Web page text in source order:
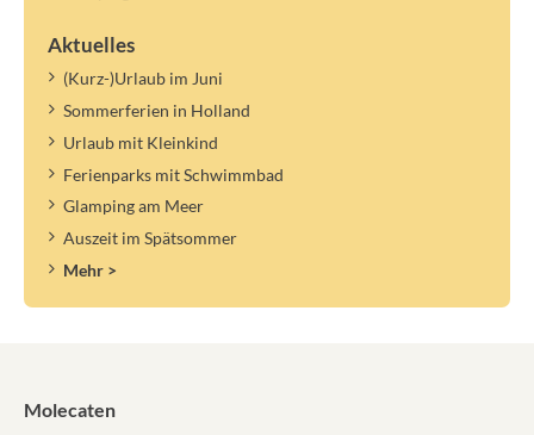
Aktuelles
(Kurz-)Urlaub im Juni
Sommerferien in Holland
Urlaub mit Kleinkind
Ferienparks mit Schwimmbad
Glamping am Meer
Auszeit im Spätsommer
Mehr >
Molecaten